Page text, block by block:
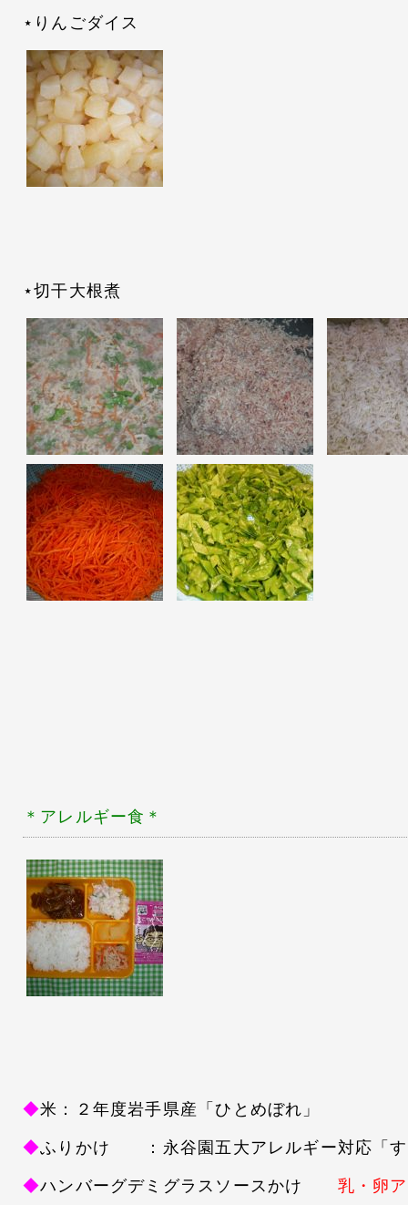
⋆りんごダイス
⋆切干大根煮
＊アレルギー食 ＊
◆米：２年度岩手県産「ひとめぼれ」
◆ふりかけ ：永谷園五大アレルギー対応「す
◆ハンバーグデミグラスソースかけ 乳・卵